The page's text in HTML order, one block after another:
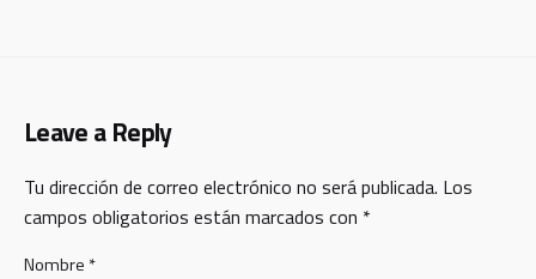
Leave a Reply
Tu dirección de correo electrónico no será publicada. Los
campos obligatorios están marcados con *
Nombre *